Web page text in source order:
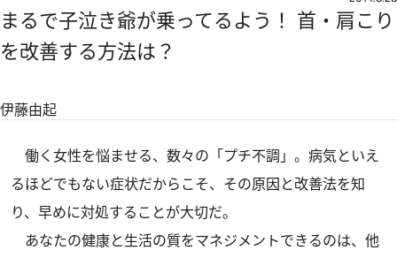
まるで子泣き爺が乗ってるよう！ 首・肩こり
を改善する方法は？
伊藤由起
働く女性を悩ませる、数々の「プチ不調」。病気といえ
るほどでもない症状だからこそ、その原因と改善法を知
り、早めに対処することが大切だ。
あなたの健康と生活の質をマネジメントできるのは、他